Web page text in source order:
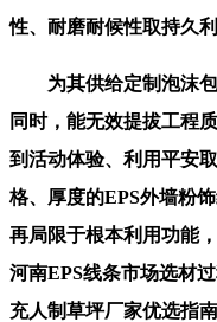
性、耐磨耐候性取持久利
为其供给定制泡沫包
同时，能无效提拔工程
到活动体验、利用平安
格、厚度的EPS外墙粉
再局限于根本利用功能
河南EPS线条市场选材
充人制草坪厂家优选指